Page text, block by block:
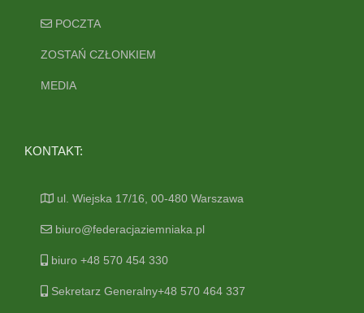
POCZTA
ZOSTAŃ CZŁONKIEM
MEDIA
KONTAKT:
ul. Wiejska 17/16, 00-480 Warszawa
biuro@federacjaziemniaka.pl
biuro +48 570 454 330
Sekretarz Generalny+48 570 464 337